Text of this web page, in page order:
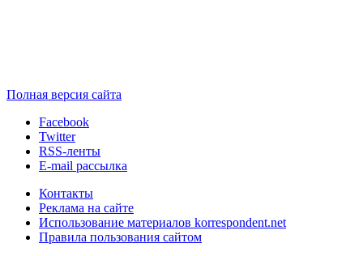
Полная версия сайта
Facebook
Twitter
RSS-ленты
E-mail рассылка
Контакты
Реклама на сайте
Использование материалов korrespondent.net
Правила пользования сайтом